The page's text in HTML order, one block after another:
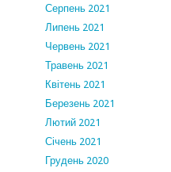
Серпень 2021
Липень 2021
Червень 2021
Травень 2021
Квітень 2021
Березень 2021
Лютий 2021
Січень 2021
Грудень 2020